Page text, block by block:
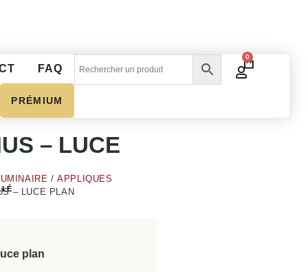
FAQ
PRÉMIUM
0
– LUCE
/APPLIQUES
– LUCE PLAN
plan